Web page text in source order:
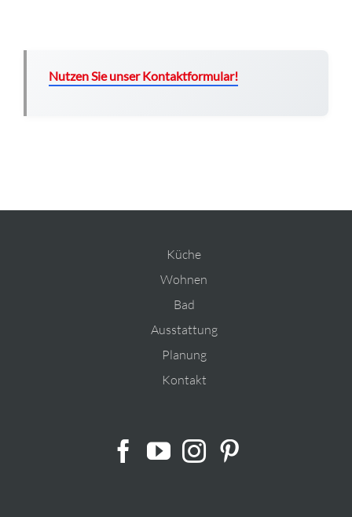
Nutzen Sie unser Kontaktformular!
Küche
Wohnen
Bad
Ausstattung
Planung
Kontakt